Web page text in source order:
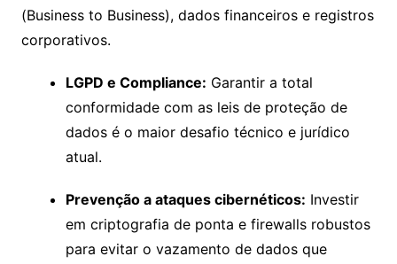
(Business to Business), dados financeiros e registros
corporativos.
LGPD e Compliance: Garantir a total
conformidade com as leis de proteção de
dados é o maior desafio técnico e jurídico
atual.
Prevenção a ataques cibernéticos: Investir
em criptografia de ponta e firewalls robustos
para evitar o vazamento de dados que